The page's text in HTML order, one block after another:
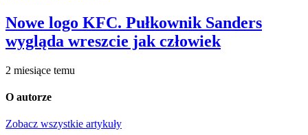
Nowe logo KFC. Pułkownik Sanders
wygląda wreszcie jak człowiek
2 miesiące temu
O autorze
Zobacz wszystkie artykuły